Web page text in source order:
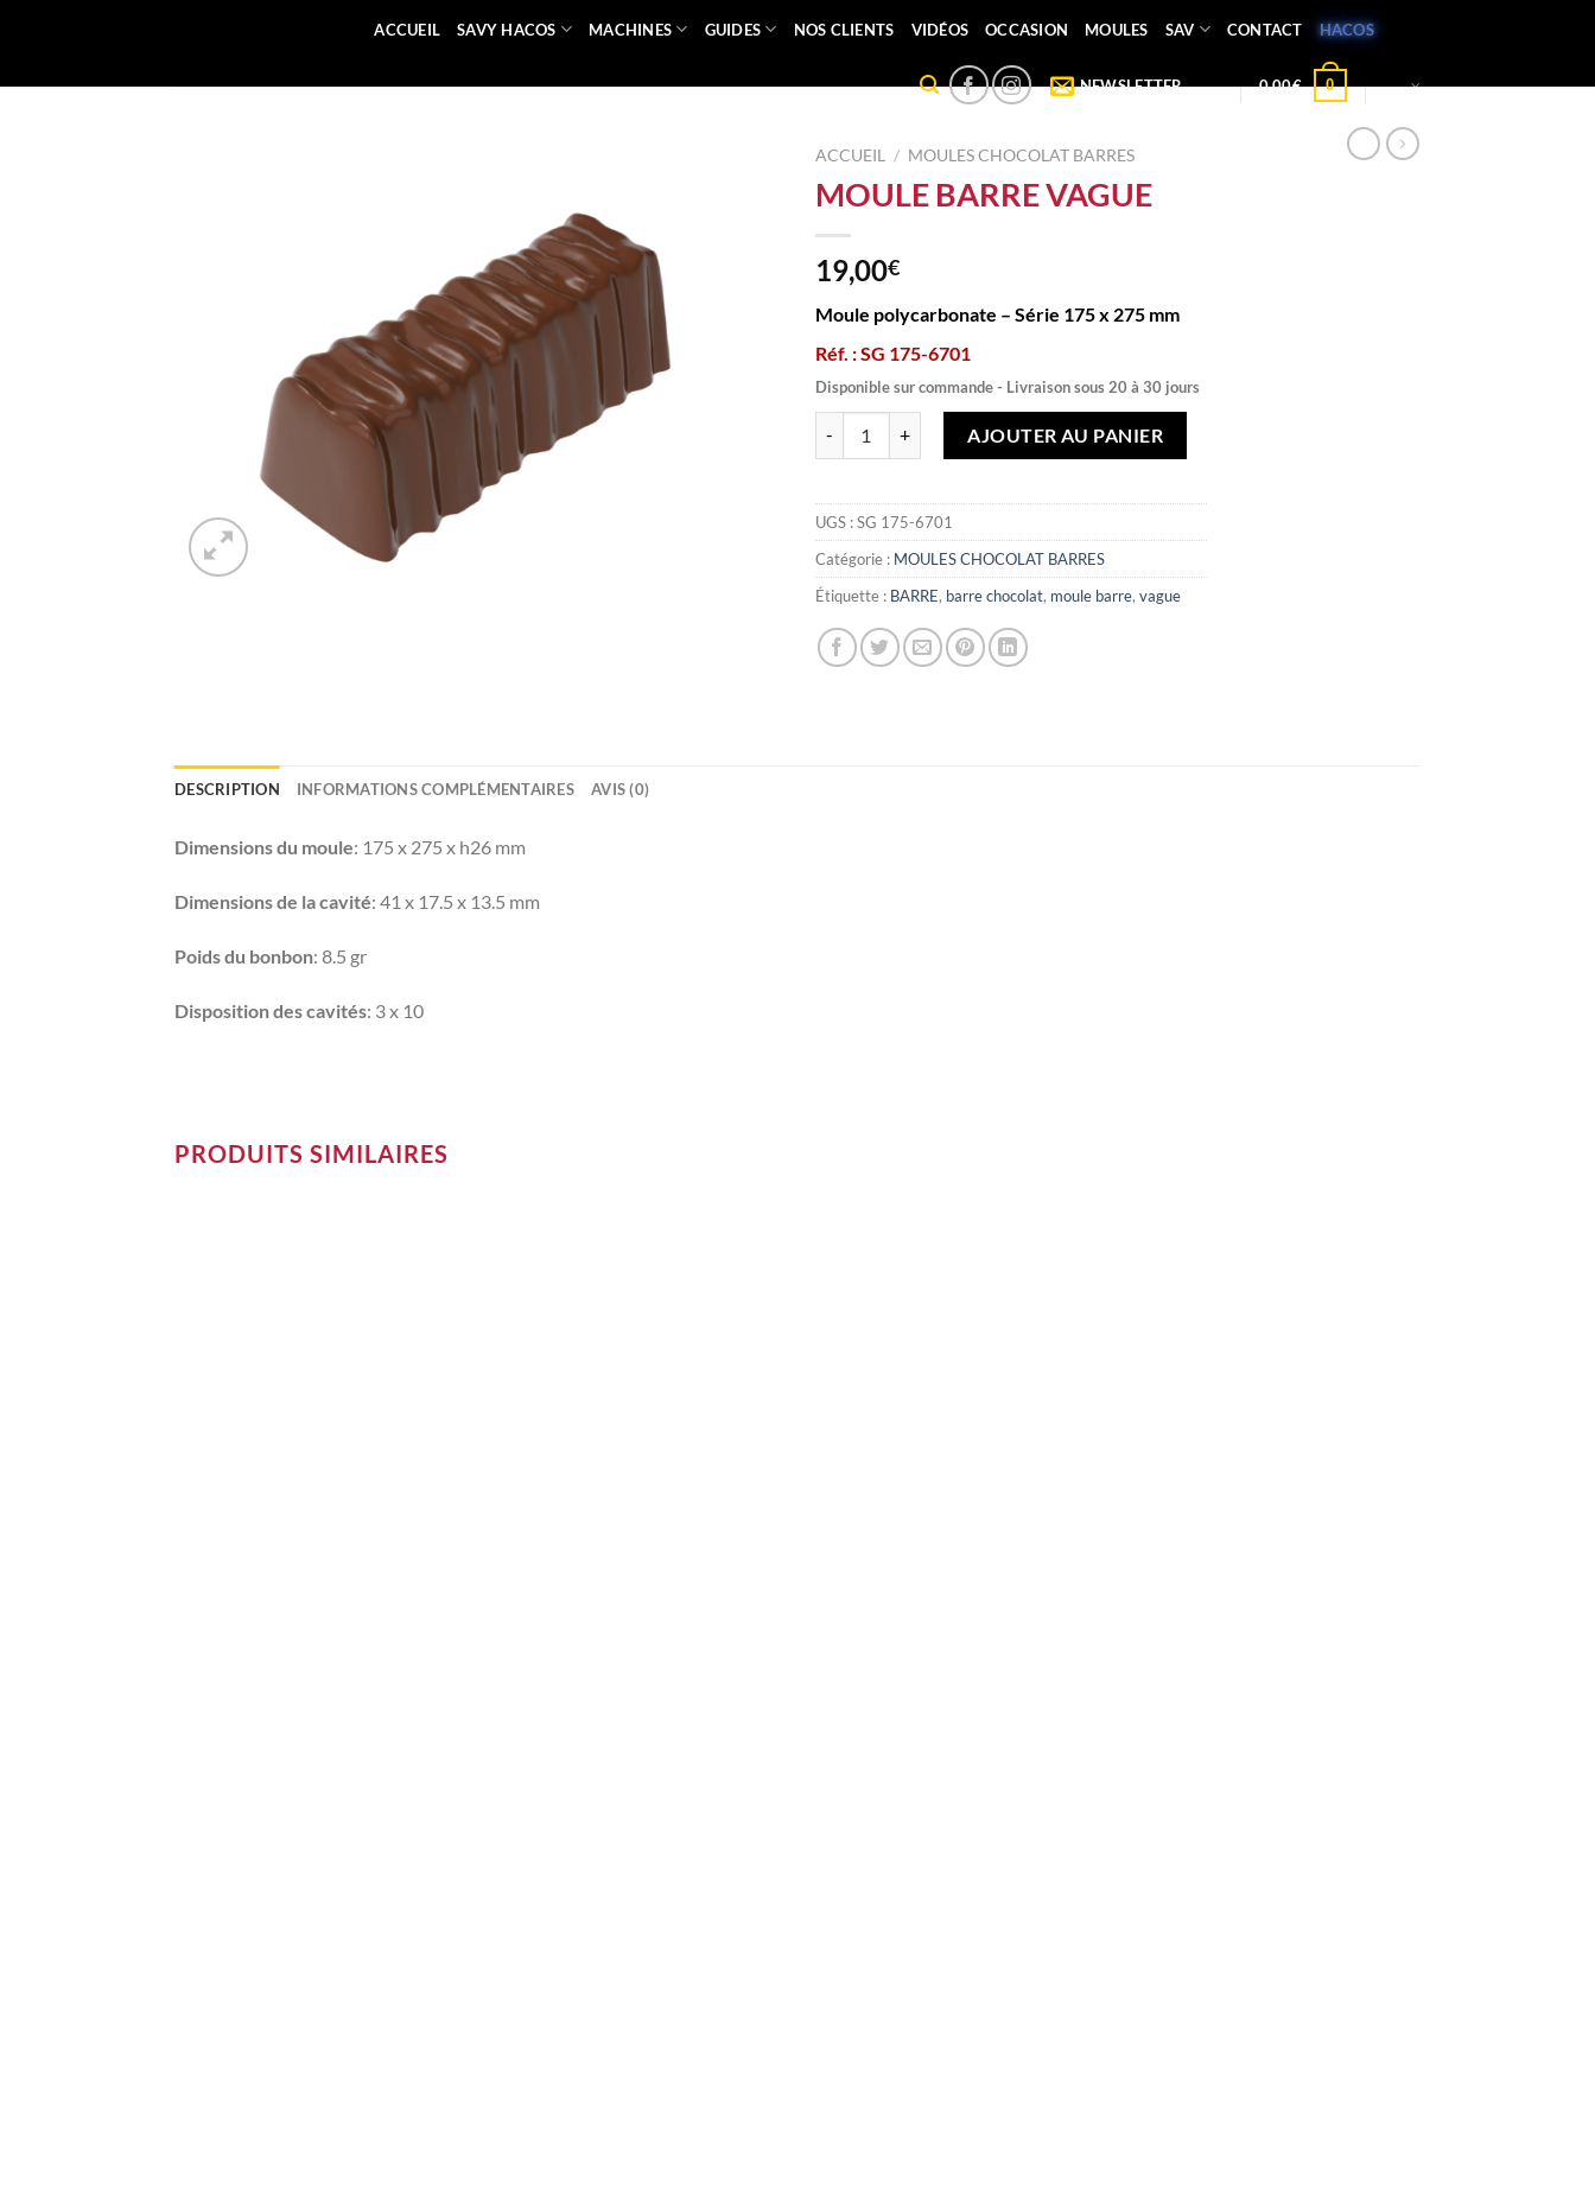
ACCUEIL SAVY HACOS MACHINES GUIDES NOS CLIENTS VIDÉOS OCCASION MOULES SAV CONTACT HACOS
NEWSLETTER 0,00€ 0
ACCUEIL / MOULES CHOCOLAT BARRES
MOULE BARRE VAGUE
19,00€
Moule polycarbonate – Série 175 x 275 mm
Réf. : SG 175-6701
Disponible sur commande - Livraison sous 20 à 30 jours
AJOUTER AU PANIER
UGS :SG 175-6701
Catégorie : MOULES CHOCOLAT BARRES
Étiquette : BARRE, barre chocolat, moule barre, vague
DESCRIPTION INFORMATIONS COMPLÉMENTAIRES AVIS (0)
Dimensions du moule: 175 x 275 x h26 mm
Dimensions de la cavité: 41 x 17.5 x 13.5 mm
Poids du bonbon: 8.5 gr
Disposition des cavités: 3 x 10
PRODUITS SIMILAIRES